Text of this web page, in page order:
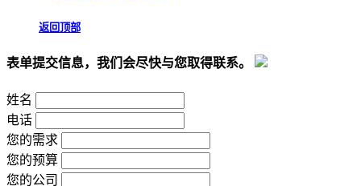
返回顶部
表单提交信息，我们会尽快与您取得联系。
姓名
电话
您的需求
您的预算
您的公司